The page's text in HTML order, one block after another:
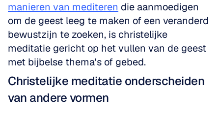
manieren van mediteren die aanmoedigen
om de geest leeg te maken of een veranderd
bewustzijn te zoeken, is christelijke
meditatie gericht op het vullen van de geest
met bijbelse thema's of gebed.
Christelijke meditatie onderscheiden
van andere vormen